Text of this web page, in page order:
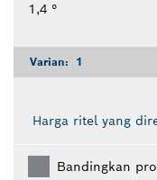
1,4 °
Varian: 1
Harga ritel yang
Bandingkan